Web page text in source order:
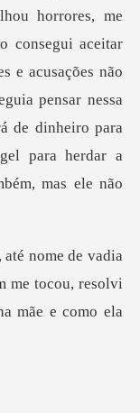
horrores, me
consegui aceitar
e acusações não
me tocou, resolvi